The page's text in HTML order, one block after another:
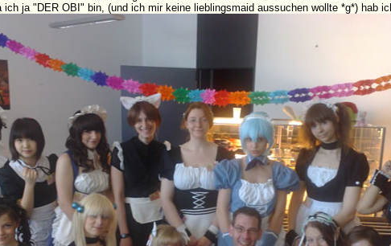
ich ja "DER OBI" bin, (und ich mir keine lieblingsmaid aussuchen wollte *g*) hab